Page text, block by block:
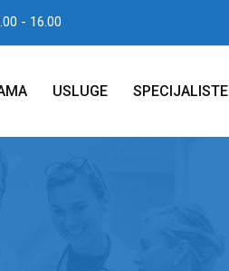
- 16.00
USLUGE SPECIJALISTE